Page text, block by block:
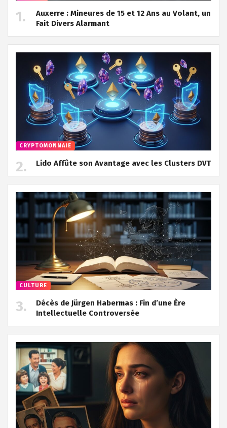
Auxerre : Mineures de 15 et 12 Ans au Volant, un
Fait Divers Alarmant
CRYPTOMONNAIE
Lido Affûte son Avantage avec les Clusters DVT
CULTURE
Décès de Jürgen Habermas : Fin d’une Ère
Intellectuelle Controversée